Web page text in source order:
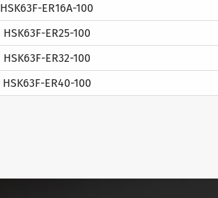
HSK63F-ER16A-100
HSK63F-ER25-100
HSK63F-ER32-100
HSK63F-ER40-100